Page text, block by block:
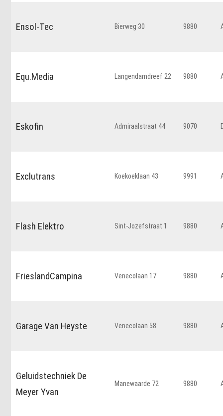
Ensol-Tec Bierweg 30 9880
Equ.Media Langendamdreef 22 9880
Eskofin Admiraalstraat 44 9070
Exclutrans Koekoeklaan 43 9991
Flash Elektro Sint-Jozefstraat 1 9880
FrieslandCampina Venecolaan 17 9880
Garage Van Heyste Venecolaan 58 9880
Geluidstechniek De
Meyer Yvan
Manewaarde 72 9880